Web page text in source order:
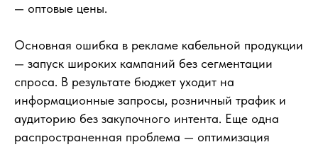
— оптовые цены.
Основная ошибка в рекламе кабельной продукции
— запуск широких кампаний без сегментации
спроса. В результате бюджет уходит на
информационные запросы, розничный трафик и
аудиторию без закупочного интента. Еще одна
распространенная проблема — оптимизация